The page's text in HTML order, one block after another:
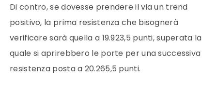
Di contro, se dovesse prendere il via un trend
positivo, la prima resistenza che bisognerà
verificare sarà quella a 19.923,5 punti, superata la
quale si aprirebbero le porte per una successiva
resistenza posta a 20.265,5 punti.